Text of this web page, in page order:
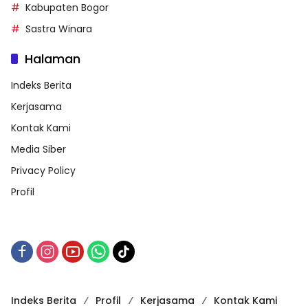
Kabupaten Bogor
Sastra Winara
Halaman
Indeks Berita
Kerjasama
Kontak Kami
Media Siber
Privacy Policy
Profil
Indeks Berita Profil Kerjasama Kontak Kami